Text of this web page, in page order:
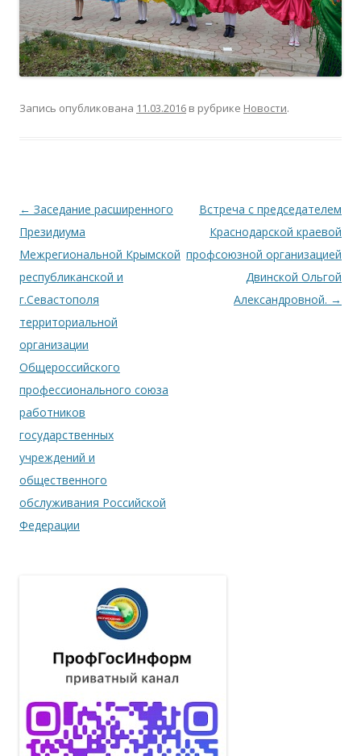
Запись опубликована 11.03.2016 в рубрике Новости.
Навигация по записям
← Заседание расширенного
Президиума
Межрегиональной Крымской
республиканской и
г.Севастополя
территориальной
организации
Общероссийского
профессионального союза
работников
государственных
учреждений и
общественного
обслуживания Российской
Федерации
Встреча с председателем
Краснодарской краевой
профсоюзной организацией
Двинской Ольгой
Александровной. →